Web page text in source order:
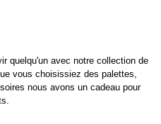
quelqu'un avec notre collection de
vous choisissiez des palettes,
nous avons un cadeau pour